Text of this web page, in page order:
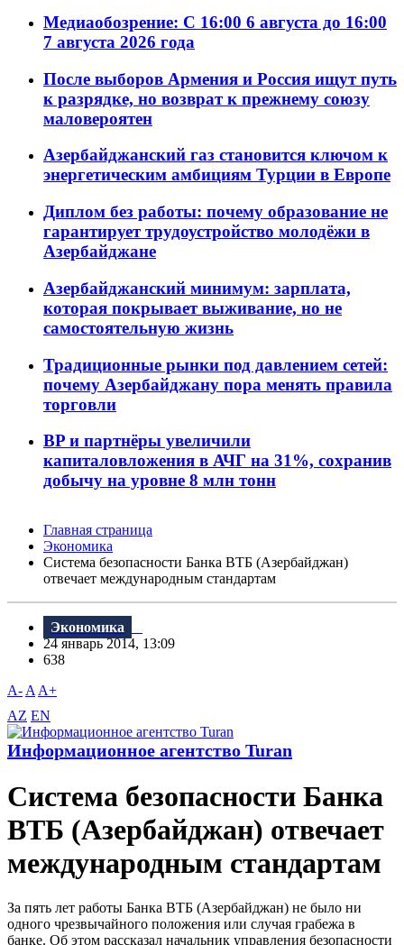
Медиаобозрение: С 16:00 6 августа до 16:00
7 августа 2026 года
После выборов Армения и Россия ищут путь
к разрядке, но возврат к прежнему союзу
маловероятен
Азербайджанский газ становится ключом к
энергетическим амбициям Турции в Европе
Диплом без работы: почему образование не
гарантирует трудоустройство молодёжи в
Азербайджане
Азербайджанский минимум: зарплата,
которая покрывает выживание, но не
самостоятельную жизнь
Традиционные рынки под давлением сетей:
почему Азербайджану пора менять правила
торговли
BP и партнёры увеличили
капиталовложения в АЧГ на 31%, сохранив
добычу на уровне 8 млн тонн
Главная страница
Экономика
Система безопасности Банка ВТБ (Азербайджан)
отвечает международным стандартам
Экономика
24 январь 2014, 13:09
638
A- A A+
AZ EN
Информационное агентство Turan
Система безопасности Банка
ВТБ (Азербайджан) отвечает
международным стандартам
За пять лет работы Банка ВТБ (Азербайджан) не было ни
одного чрезвычайного положения или случая грабежа в
банке. Об этом рассказал начальник управления безопасности